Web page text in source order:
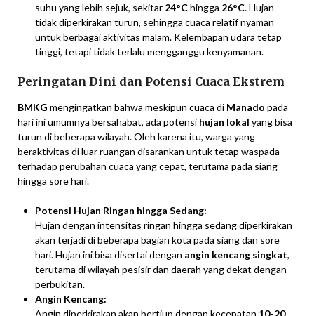
suhu yang lebih sejuk, sekitar 24°Chingga 26°C. Hujan
tidak diperkirakan turun, sehingga cuaca relatif nyaman
untuk berbagai aktivitas malam. Kelembapan udara tetap
tinggi, tetapi tidak terlalu mengganggu kenyamanan.
Peringatan Dini dan Potensi Cuaca Ekstrem
BMKG mengingatkan bahwa meskipun cuaca di Manado pada
hari ini umumnya bersahabat, ada potensi hujan lokal yang bisa
turun di beberapa wilayah. Oleh karena itu, warga yang
beraktivitas di luar ruangan disarankan untuk tetap waspada
terhadap perubahan cuaca yang cepat, terutama pada siang
hingga sore hari.
Potensi Hujan Ringan hingga Sedang:
Hujan dengan intensitas ringan hingga sedang diperkirakan
akan terjadi di beberapa bagian kota pada siang dan sore
hari. Hujan ini bisa disertai dengan angin kencang singkat,
terutama di wilayah pesisir dan daerah yang dekat dengan
perbukitan.
Angin Kencang:
Angin diperkirakan akan bertiup dengan kecepatan 10-20